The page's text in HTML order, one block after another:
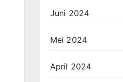
Juni 2024
Mei 2024
April 2024